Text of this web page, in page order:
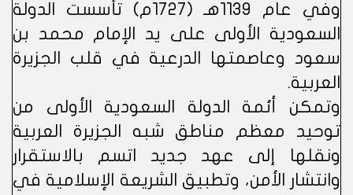
وفي عام 1139هـ (1727م) تأسست الدولة
السعودية الأولى على يد الإمام محمد بن
سعود وعاصمتها الدرعية في قلب الجزيرة
العربية.
وتمكن أئمة الدولة السعودية الأولى من
توحيد معظم مناطق شبه الجزيرة العربية
ونقلها إلى عهد جديد اتسم بالاستقرار
وانتشار الأمن، وتطبيق الشريعة الإسلامية في